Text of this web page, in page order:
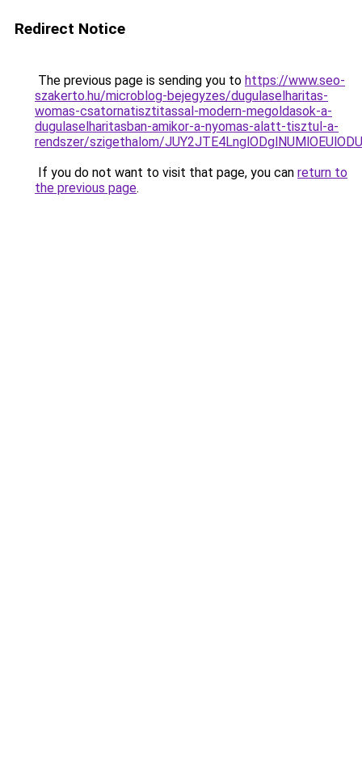
Redirect Notice
The previous page is sending you to https://www.seo-
szakerto.hu/microblog-bejegyzes/dugulaselharitas-
womas-csatornatisztitassal-modern-megoldasok-a-
dugulaselharitasban-amikor-a-nyomas-alatt-tisztul-a-
rendszer/szigethalom/
If you do not want to visit that page, you can return to
the previous page.